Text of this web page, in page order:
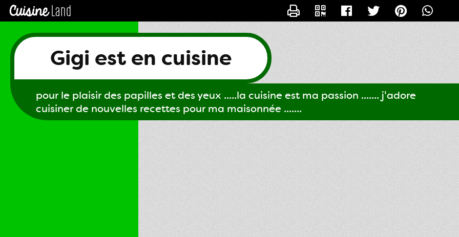
Gigi est en cuisine
pour le plaisir des papilles et des yeux .....la cuisine est ma passion ....... j'adore
cuisiner de nouvelles recettes pour ma maisonnée .......
CONTACTER GIGI61